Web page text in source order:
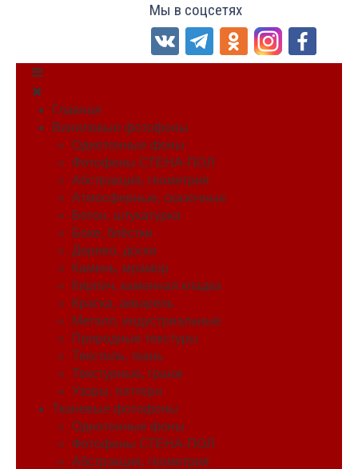
Мы в соцсетях
Главная
Виниловые фотофоны
Однотонные фоны
Фотофоны СТЕНА-ПОЛ
Абстракция, геометрия
Атмосферные, сказочные
Бетон, штукатурка
Боке, блёстки
Дерево, доски
Камень, мрамор
Кирпич, каменная кладка
Краска, акварель
Металл, индустриальные
Природные текстуры
Текстиль, ткань
Текстурные, гранж
Узоры, паттерн
Тканевые фотофоны
Однотонные фоны
Фотофоны СТЕНА-ПОЛ
Абстракция, геометрия